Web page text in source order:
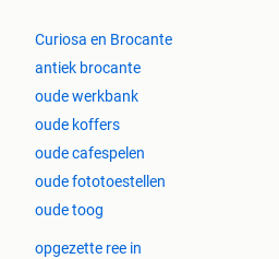
Curiosa en Brocante
antiek brocante
oude werkbank
oude koffers
oude cafespelen
oude fototoestellen
oude toog
opgezette ree in